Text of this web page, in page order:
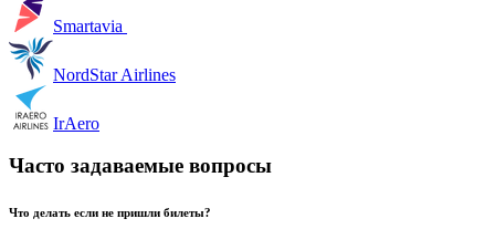
Smartavia
NordStar Airlines
IrAero
Часто задаваемые вопросы
Что делать если не пришли билеты?